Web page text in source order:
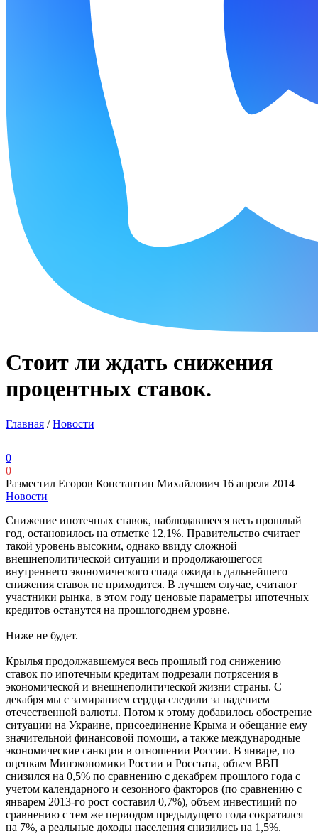
Стоит ли ждать снижения
процентных ставок.
Главная /Новости
0
0
Разместил Егоров Константин Михайлович 16 апреля 2014
Новости
Снижение ипотечных ставок, наблюдавшееся весь прошлый
год, остановилось на отметке 12,1%. Правительство считает
такой уровень высоким, однако ввиду сложной
внешнеполитической ситуации и продолжающегося
внутреннего экономического спада ожидать дальнейшего
снижения ставок не приходится. В лучшем случае, считают
участники рынка, в этом году ценовые параметры ипотечных
кредитов останутся на прошлогоднем уровне.
Ниже не будет.
Крылья продолжавшемуся весь прошлый год снижению
ставок по ипотечным кредитам подрезали потрясения в
экономической и внешнеполитической жизни страны. С
декабря мы с замиранием сердца следили за падением
отечественной валюты. Потом к этому добавилось обострение
ситуации на Украине, присоединение Крыма и обещание ему
значительной финансовой помощи, а также международные
экономические санкции в отношении России. В январе, по
оценкам Минэкономики России и Росстата, объем ВВП
снизился на 0,5% по сравнению с декабрем прошлого года с
учетом календарного и сезонного факторов (по сравнению с
январем 2013-го рост составил 0,7%), объем инвестиций по
сравнению с тем же периодом предыдущего года сократился
на 7%, а реальные доходы населения снизились на 1,5%.